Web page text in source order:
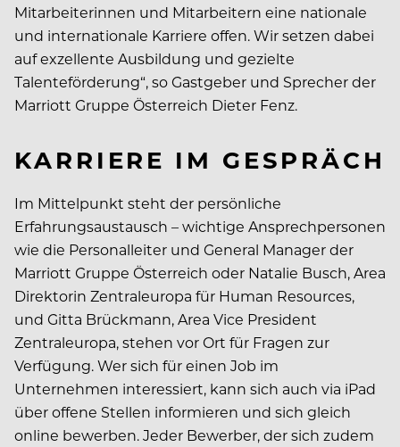
Mitarbeiterinnen und Mitarbeitern eine nationale
und internationale Karriere offen. Wir setzen dabei
auf exzellente Ausbildung und gezielte
Talenteförderung“, so Gastgeber und Sprecher der
Marriott Gruppe Österreich Dieter Fenz.
KARRIERE IM GESPRÄCH
Im Mittelpunkt steht der persönliche
Erfahrungsaustausch – wichtige Ansprechpersonen
wie die Personalleiter und General Manager der
Marriott Gruppe Österreich oder Natalie Busch, Area
Direktorin Zentraleuropa für Human Resources,
und Gitta Brückmann, Area Vice President
Zentraleuropa, stehen vor Ort für Fragen zur
Verfügung. Wer sich für einen Job im
Unternehmen interessiert, kann sich auch via iPad
über offene Stellen informieren und sich gleich
online bewerben. Jeder Bewerber, der sich zudem